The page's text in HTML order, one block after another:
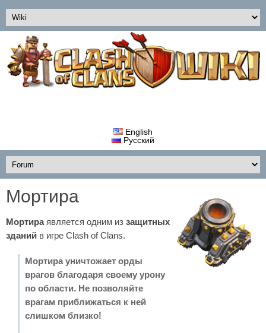
English
Русский
Мортира
Мортираявляется одним из защитных
зданий в игре Clash of Clans.
Мортира уничтожает орды
врагов благодаря своему урону
по области. Не позволяйте
врагам приближаться к ней
слишком близко!